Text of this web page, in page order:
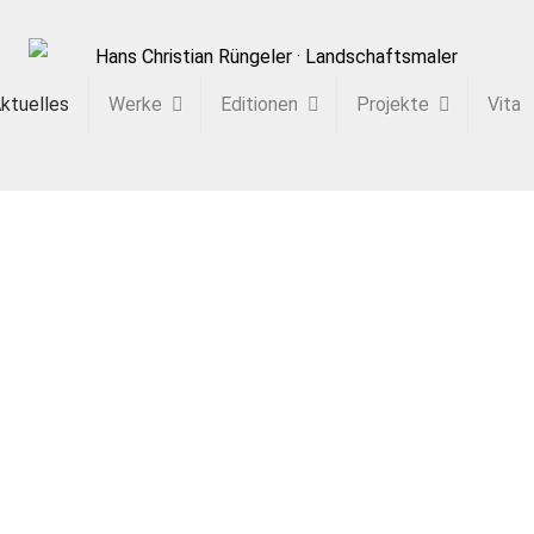
Werke Editionen Projekte Vita